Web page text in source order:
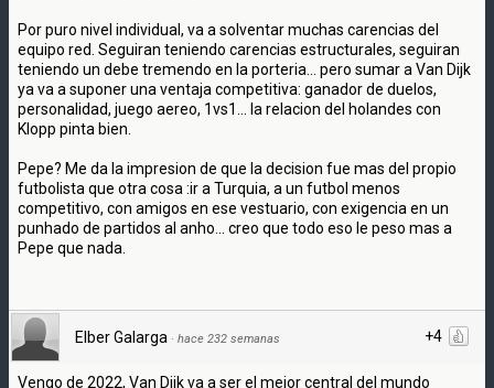
Por puro nivel individual, va a solventar muchas carencias del
equipo red. Seguiran teniendo carencias estructurales, seguiran
teniendo un debe tremendo en la porteria... pero sumar a Van Dijk
ya va a suponer una ventaja competitiva: ganador de duelos,
personalidad, juego aereo, 1vs1... la relacion del holandes con
Klopp pinta bien.
Pepe? Me da la impresion de que la decision fue mas del propio
futbolista que otra cosa :ir a Turquia, a un futbol menos
competitivo, con amigos en ese vestuario, con exigencia en un
punhado de partidos al anho... creo que todo eso le peso mas a
Pepe que nada.
+4
Elber Galarga · hace 232 semanas
Vengo de 2022, Van Dijk va a ser el mejor central del mundo